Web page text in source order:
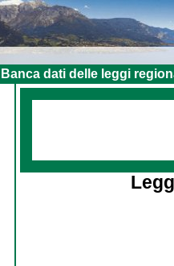
Banca dati delle leggi